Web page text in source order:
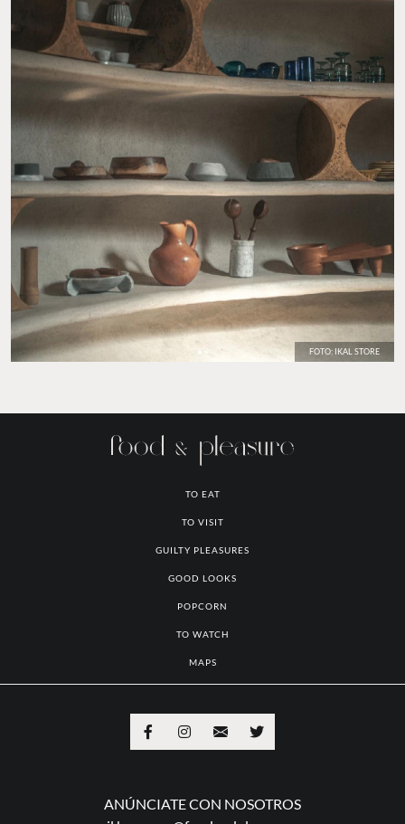
FOTO: IKAL STORE
TO EAT
TO VISIT
GUILTY PLEASURES
GOOD LOOKS
POPCORN
TO WATCH
MAPS
ANÚNCIATE CON NOSOTROS